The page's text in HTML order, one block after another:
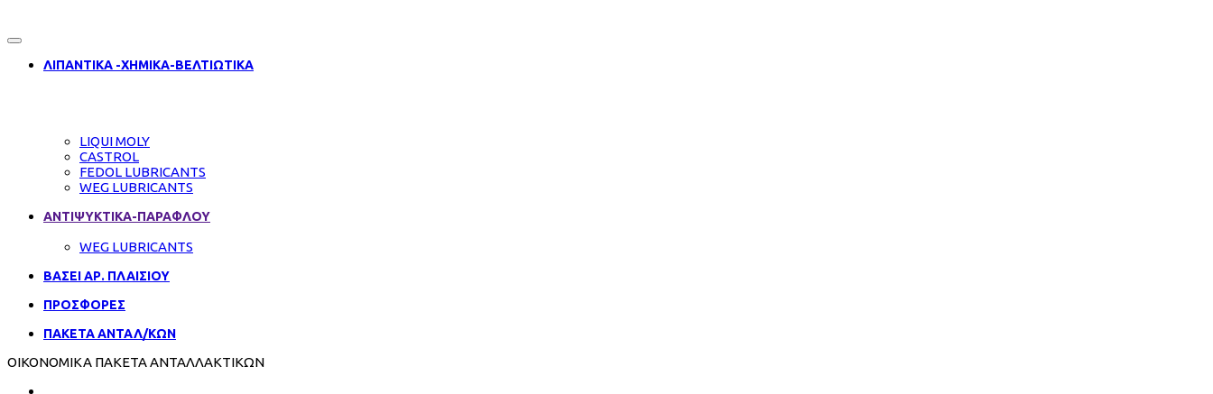
ΛΙΠΑΝΤΙΚΑ -ΧΗΜΙΚΑ-ΒΕΛΤΙΩΤΙΚΑ
LIQUI MOLY
CASTROL
FEDOL LUBRICANTS
WEG LUBRICANTS
ΑΝΤΙΨΥΚΤΙΚΑ-ΠΑΡΑΦΛΟΥ
WEG LUBRICANTS
ΒΑΣΕΙ ΑΡ. ΠΛΑΙΣΙΟΥ
ΠΡΟΣΦΟΡΕΣ
ΠΑΚΕΤΑ ΑΝΤΑΛ/ΚΩΝ
ΟΙΚΟΝΟΜΙΚΑ ΠΑΚΕΤΑ ΑΝΤΑΛΛΑΚΤΙΚΩΝ